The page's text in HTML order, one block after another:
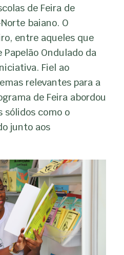
de Feira de
baiano. O
entre aqueles que
Ondulado da
Fiel ao
relevantes para a
de Feira abordou
sólidos como o
junto aos